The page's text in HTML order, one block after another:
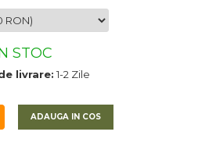
STOC
livrare: 1-2 Zile
ADAUGA IN COS